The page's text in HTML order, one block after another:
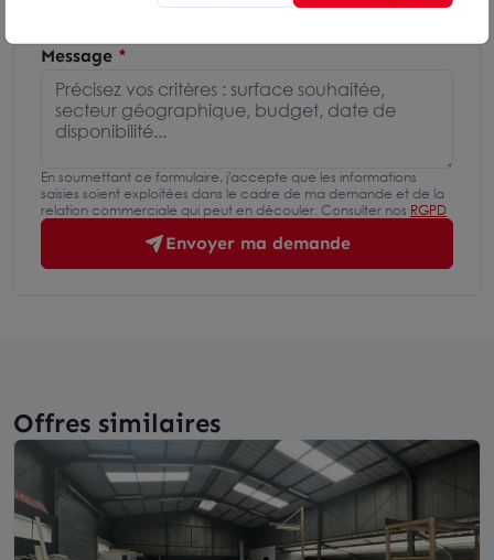
Message
En soumettant ce formulaire, j'accepte que les informations
saisies soient exploitées dans le cadre de ma demande et de la
relation commerciale qui peut en découler. Consulter nos RGPD
Envoyer ma demande
Offres similaires